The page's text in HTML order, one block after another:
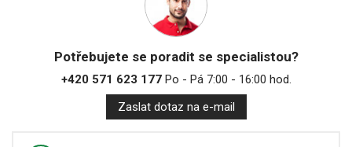
Potřebujete se poradit se specialistou?
+420 571 623 177Po - Pá 7:00 - 16:00 hod.
Zaslat dotaz na e-mail